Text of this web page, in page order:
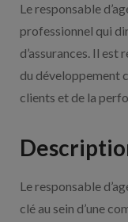
Le responsable
professionnel qui
d’assurances. Il est
du développement
clients et de la
Le responsable
clé au sein d’une